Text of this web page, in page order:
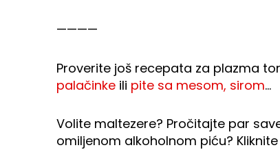
————
Proverite još recepata za plazma
palačinke ili pite sa mesom, sirom…
Volite maltezere? Pročitajte par
omiljenom alkoholnom piću? Kliknite